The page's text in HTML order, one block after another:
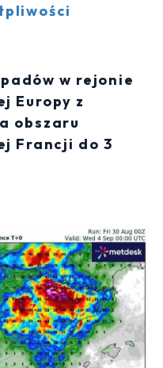
w rejonie
Europy z
obszaru
Francji do 3